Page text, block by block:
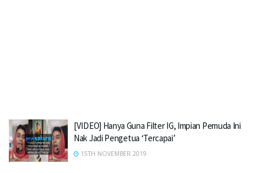
[VIDEO] Hanya Guna Filter IG, Impian Pemuda Ini
Nak Jadi Pengetua ‘Tercapai’
15TH NOVEMBER 2019